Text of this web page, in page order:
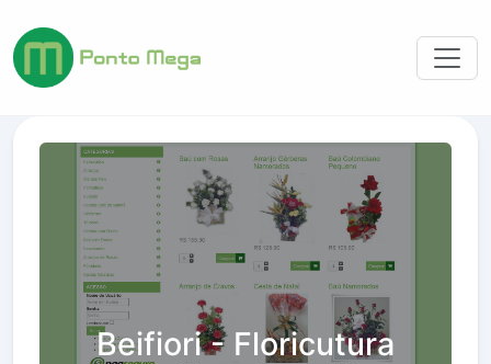
Beifiori - Floricutura